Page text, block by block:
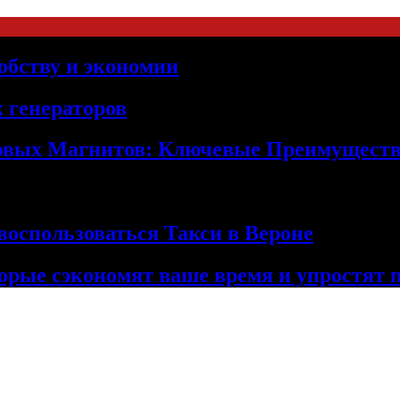
и экономии
Магнитов: Ключевые
Такси в Вероне
сэкономят ваше время и упростят